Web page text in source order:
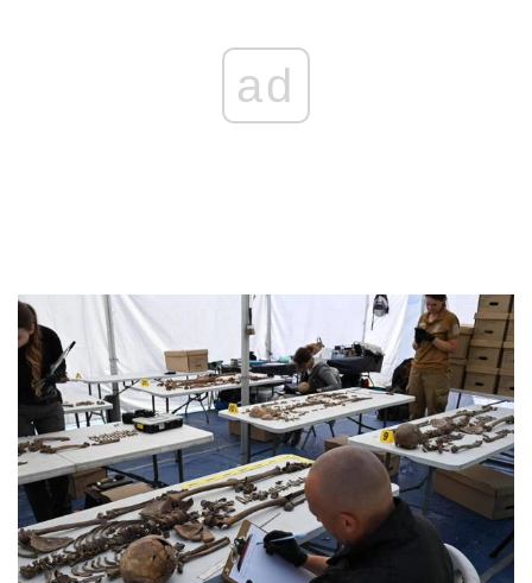
ad